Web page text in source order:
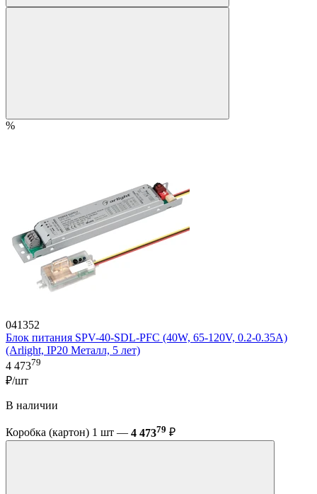
%
041352
Блок питания SPV-40-SDL-PFC (40W, 65-120V, 0.2-0.35A)
(Arlight, IP20 Металл, 5 лет)
4 47379
₽/шт
В наличии
Коробка (картон) 1 шт — 4 47379 ₽